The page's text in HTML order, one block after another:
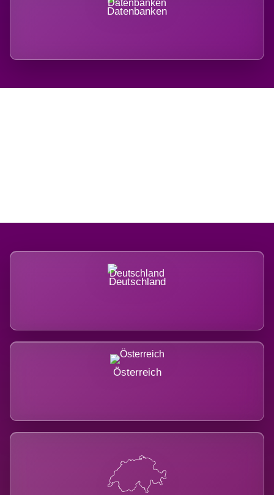
Datenbanken
Deutschland
Österreich